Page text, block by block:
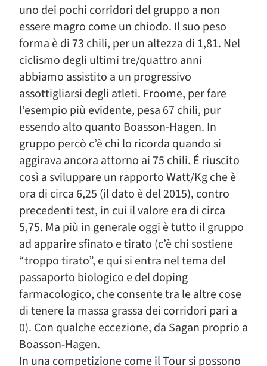
uno dei pochi corridori del gruppo a non
essere magro come un chiodo. Il suo peso
forma è di 73 chili, per un altezza di 1,81. Nel
ciclismo degli ultimi tre/quattro anni
abbiamo assistito a un progressivo
assottigliarsi degli atleti. Froome, per fare
l’esempio più evidente, pesa 67 chili, pur
essendo alto quanto Boasson-Hagen. In
gruppo percò c’è chi lo ricorda quando si
aggirava ancora attorno ai 75 chili. É riuscito
così a sviluppare un rapporto Watt/Kg che è
ora di circa 6,25 (il dato è del 2015), contro
precedenti test, in cui il valore era di circa
5,75. Ma più in generale oggi è tutto il gruppo
ad apparire sfinato e tirato (c’è chi sostiene
“troppo tirato”, e qui si entra nel tema del
passaporto biologico e del doping
farmacologico, che consente tra le altre cose
di tenere la massa grassa dei corridori pari a
0). Con qualche eccezione, da Sagan proprio a
Boasson-Hagen.
In una competizione come il Tour si possono